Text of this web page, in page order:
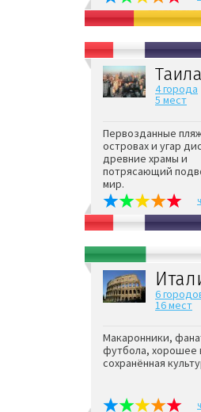
4 города
5 мест
Первозданные
островах и угар
древние храмы и
потрясающий
мир.
6
16 мест
Макаронники,
футбола, хорошее
сохранённая